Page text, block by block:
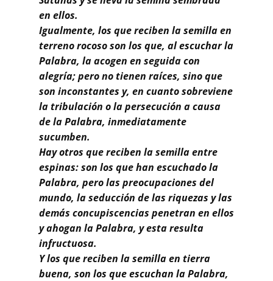
en ellos.
Igualmente, los que reciben la semilla en
terreno rocoso son los que, al escuchar la
Palabra, la acogen en seguida con
alegría; pero no tienen raíces, sino que
son inconstantes y, en cuanto sobreviene
la tribulación o la persecución a causa
de la Palabra, inmediatamente
sucumben.
Hay otros que reciben la semilla entre
espinas: son los que han escuchado la
Palabra, pero las preocupaciones del
mundo, la seducción de las riquezas y las
demás concupiscencias penetran en ellos
y ahogan la Palabra, y esta resulta
infructuosa.
Y los que reciben la semilla en tierra
buena, son los que escuchan la Palabra,